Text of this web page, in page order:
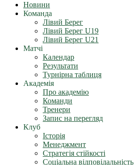
Новини
Команда
Лівий Берег
Лівий Берег U19
Лівий Берег U21
Матчі
Календар
Результати
Турнірна таблиця
Академія
Про академію
Команди
Тренери
Запис на перегляд
Клуб
Історія
Менеджмент
Стратегія стійкості
Соціальна відповідальність